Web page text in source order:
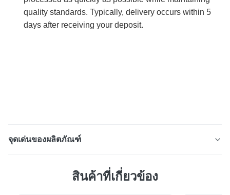
quality standards. Typically, delivery occurs within 5
days after receiving your deposit.
จุดเด่นของผลิตภัณฑ์
Color Coated Steel Coil Attribute Value Products
สินค้าที่เกี่ยวข้อง